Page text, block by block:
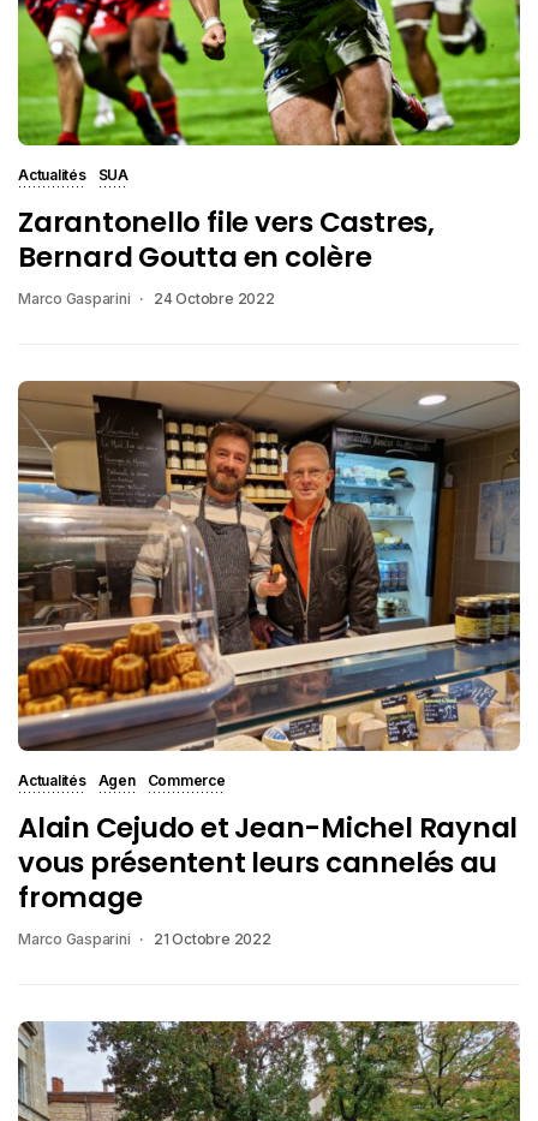
Actualités SUA
Zarantonello file vers Castres,
Bernard Goutta en colère
Marco Gasparini 24 Octobre 2022
Actualités Agen Commerce
Alain Cejudo et Jean-Michel Raynal
vous présentent leurs cannelés au
fromage
Marco Gasparini 21 Octobre 2022